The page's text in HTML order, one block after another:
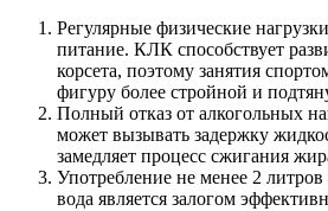
Регулярные физические
питание. КЛК способствует
корсета, поэтому занятия
фигуру более стройной и
Полный отказ от алкогольных
может вызывать задержку
замедляет процесс сжигания
Употребление не менее 2
вода является залогом